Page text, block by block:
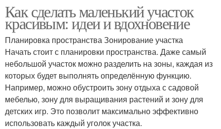
Небольшой насос
Пространство на
небольшом участке
Как сделать маленький участок
красивым: идеи и вдохновение
Планировка пространства Зонирование участка
Начать стоит с планировки пространства. Даже самый
небольшой участок можно разделить на зоны, каждая из
которых будет выполнять определённую функцию.
Например, можно обустроить зону отдыха с садовой
мебелью, зону для выращивания растений и зону для
детских игр. Это позволит максимально эффективно
использовать каждый уголок участка.